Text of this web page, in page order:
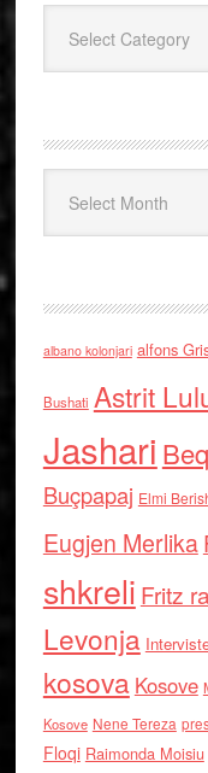
albano kolonjari alfons
Bushati Astrit
Jashari
Buçpapaj Elmi
Eugjen Merlika
shkreli Fritz
Levonja
kosova Kosove
Kosove Nene Tereza
Floqi Raimonda Moisiu